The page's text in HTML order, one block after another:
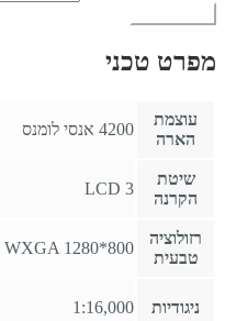
מפרט טכני
עוצמת
הארה
4200 אנסי לומנס
שיטת
הקרנה
3 LCD
רזולוציה
טבעית
WXGA 1280*800
ניגודיות 1:16,000